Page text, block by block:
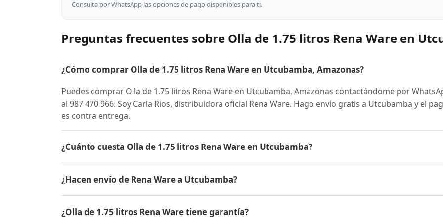
Consulta por WhatsApp las opciones de pago disponibles para ti.
Preguntas frecuentes sobre Olla de 1.75 litros Rena Ware en
¿Cómo comprar Olla de 1.75 litros Rena Ware en Utcubamba, Amazonas?
Puedes comprar Olla de 1.75 litros Rena Ware en Utcubamba, Amazonas contactándome por
al 987 470 966. Soy Carla Rios, distribuidora oficial Rena Ware. Hago envío gratis a Utcubamba y el
es contra entrega.
¿Cuánto cuesta Olla de 1.75 litros Rena Ware en Utcubamba?
conocer el precio actual, promociones disponibles y facilidades de pago en cuotas desde el 10% de
¿Hacen envío de Rena Ware a Utcubamba?
pago es contra entrega.
¿Olla de 1.75 litros Rena Ware tiene garantía?